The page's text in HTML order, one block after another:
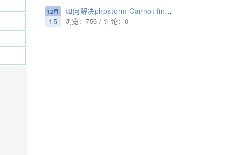
12月
15
如何解决phpstorm Cannot find declaration to go to的问题
浏览：756 / 评论：0